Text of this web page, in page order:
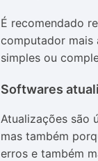
É recomendado
computador mais
simples ou
Softwares
Atualizações são
mas também
erros e também